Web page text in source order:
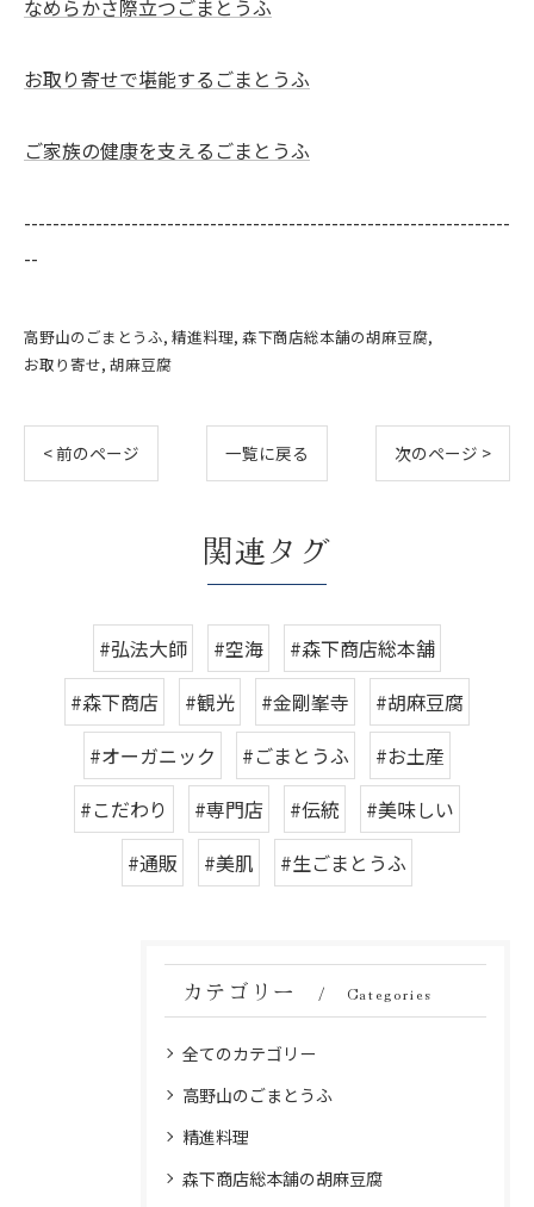
なめらかさ際立つごまとうふ
お取り寄せで堪能するごまとうふ
ご家族の健康を支えるごまとうふ
--------------------------------------------------------------------
--
高野山のごまとうふ 精進料理 森下商店総本舗の胡麻豆腐
お取り寄せ 胡麻豆腐
< 前のページ 一覧に戻る 次のページ >
関連タグ
#弘法大師 #空海
#森下商店総本舗
#森下商店
#観光 #金剛峯寺
#胡麻豆腐
#オーガニック
#ごまとうふ
#お土産
#こだわり
#専門店 #伝統
#美味しい
#通販
#美肌 #生ごまとうふ
カテゴリー Categories
全てのカテゴリー
高野山のごまとうふ
精進料理
森下商店総本舗の胡麻豆腐